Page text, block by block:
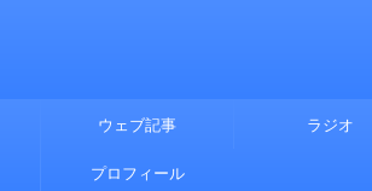
ウェブ記事 ラジオ
プロフィール